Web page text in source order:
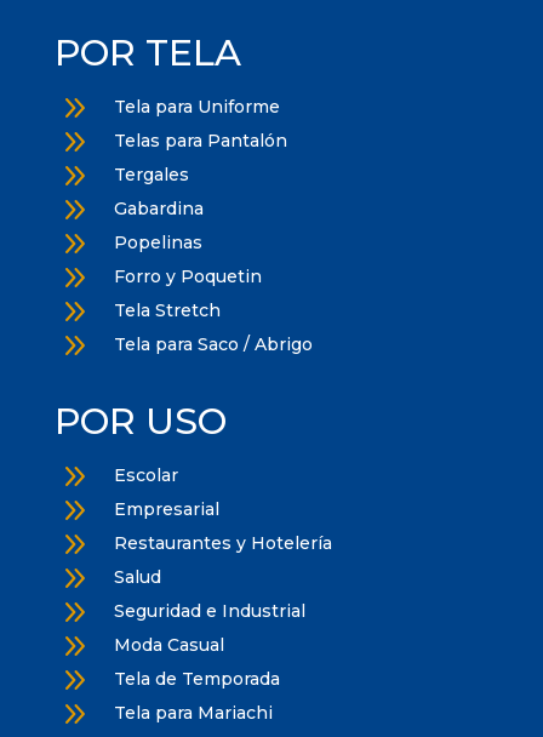
POR TELA
9 Tela para Uniforme
9 Telas para Pantalón
9 Tergales
9 Gabardina
9 Popelinas
9 Forro y Poquetin
9 Tela Stretch
9 Tela para Saco / Abrigo
POR USO
9 Escolar
9 Empresarial
9 Restaurantes y Hotelería
9 Salud
9 Seguridad e Industrial
9 Moda Casual
9 Tela de Temporada
9 Tela para Mariachi